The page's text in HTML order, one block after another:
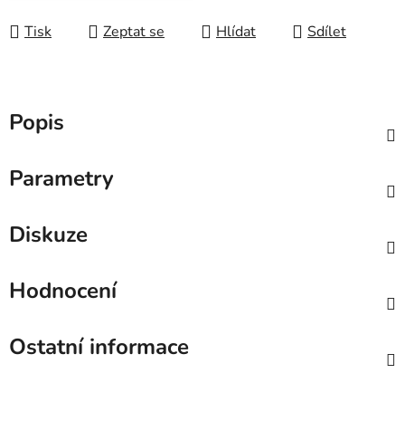
Tisk Zeptat se Hlídat Sdílet
Popis
Parametry
Diskuze
Hodnocení
Ostatní informace